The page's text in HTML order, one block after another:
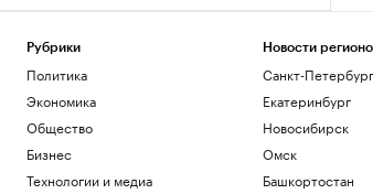
Рубрики
Политика
Экономика
Общество
Бизнес
Технологии и медиа
Новости
Санкт-
Екатеринбург
Новосибирск
Омск
Башкортостан